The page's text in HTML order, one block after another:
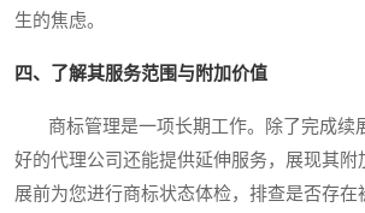
生的焦虑。
四、了解其服务范围与附加价值
商标管理是一项长期工作。除了完成续展
好的代理公司还能提供延伸服务，展现其附
展前为您进行商标状态体检，排查是否存在